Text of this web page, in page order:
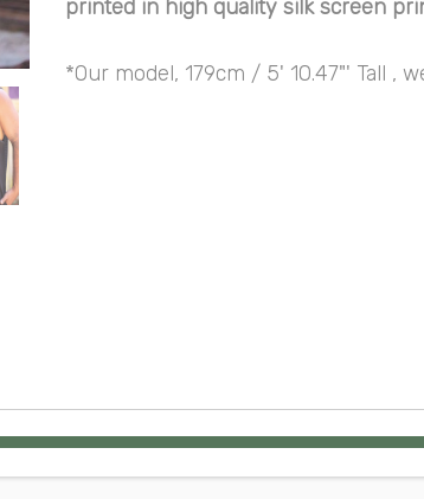
printed in high quality silk screen
*Our model, 179cm / 5' 10.47"' Tall ,